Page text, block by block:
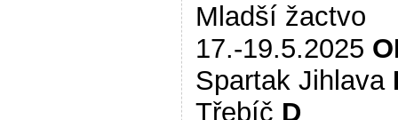
Mladší žactvo
17.-19.5.2025
Spartak Jihlava
Třebíč D